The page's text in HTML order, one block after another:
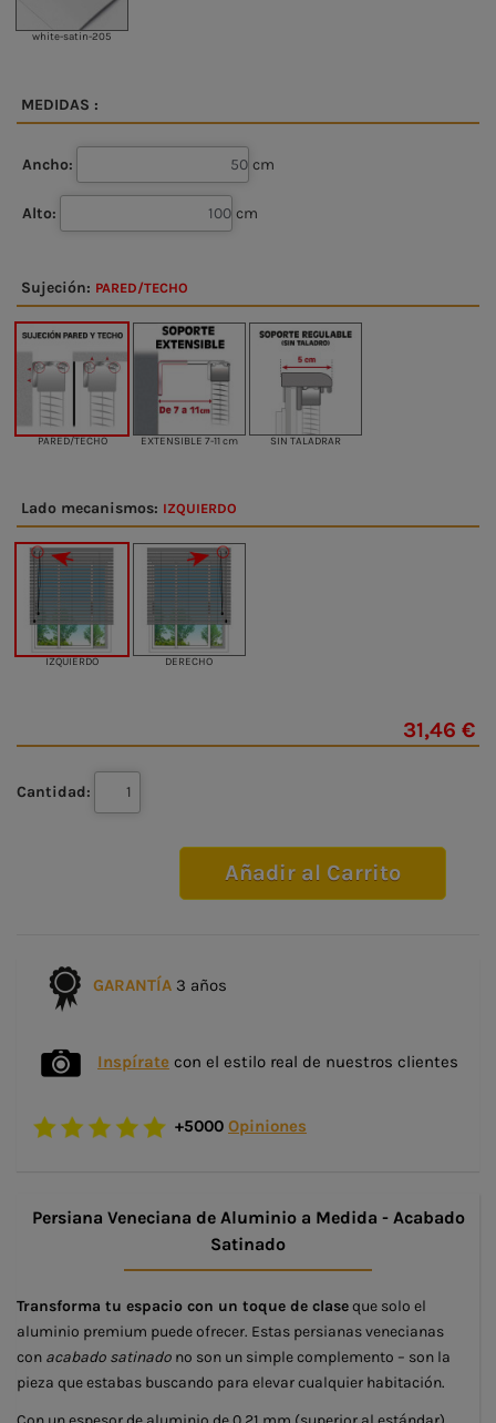
white-satin-205
MEDIDAS :
Ancho: cm
Alto: cm
Sujeción: PARED/TECHO
PARED/TECHO EXTENSIBLE 7-11 cm SIN TALADRAR
Lado mecanismos: IZQUIERDO
IZQUIERDO DERECHO
31,46 €
Cantidad:
Añadir al Carrito
GARANTÍA 3 años
Inspírate con el estilo real de nuestros clientes
+5000 Opiniones
Persiana Veneciana de Aluminio a Medida - Acabado
Satinado
Transforma tu espacio con un toque de claseque solo el
aluminio premium puede ofrecer. Estas persianas venecianas
con acabado satinado no son un simple complemento – son la
pieza que estabas buscando para elevar cualquier habitación.